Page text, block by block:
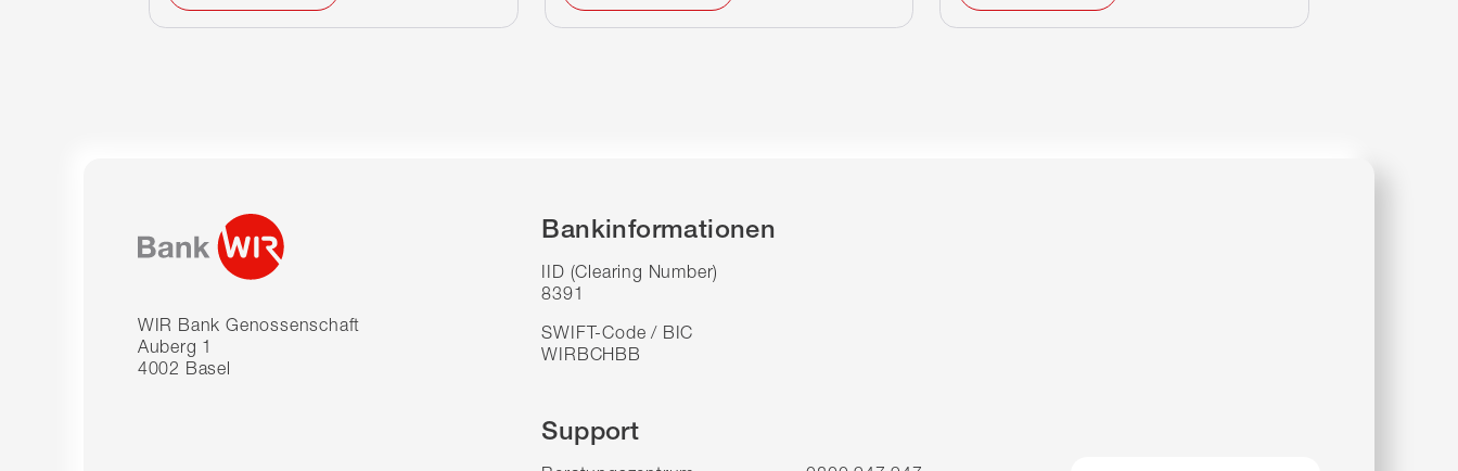
WIR Bank Genossenschaft
Auberg 1
4002 Basel
Bankinformationen
IID (Clearing Number)
8391
SWIFT-Code / BIC
WIRBCHBB
Support